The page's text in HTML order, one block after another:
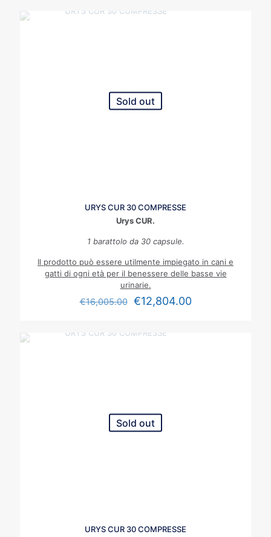
Sold out
URYS CUR 30 COMPRESSE
Urys CUR.
1 barattolo da 30 capsule.
Il prodotto può essere utilmente impiegato in cani e
gatti di ogni età per il benessere delle basse vie
urinarie.
€16,005.00 €12,804.00
Sold out
URYS CUR 30 COMPRESSE